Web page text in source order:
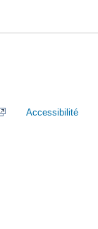
Accessibilité